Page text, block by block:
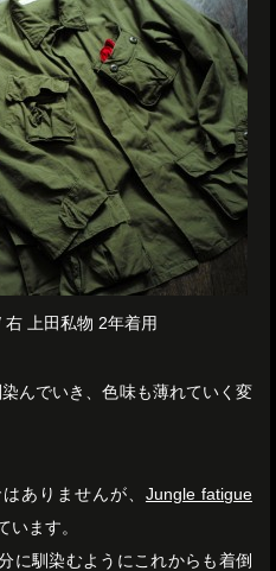
上田私物 2年着用
んでいき、色味も薄れていく変
ありませんが、 Jungle fatigue
います。
に馴染むようにこれからも着倒